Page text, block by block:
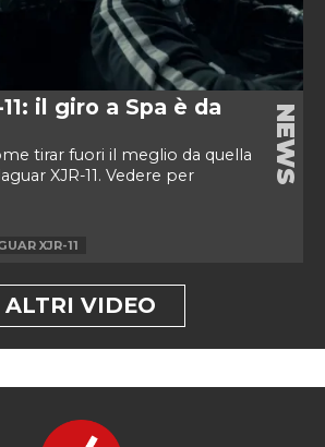
il giro a Spa è da
tirar fuori il meglio da quella
XJR-11. Vedere per
NEWS
XJR-11
ALTRI VIDEO